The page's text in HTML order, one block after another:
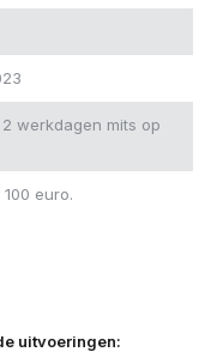
2 werkdagen mits op
euro.
uitvoeringen: